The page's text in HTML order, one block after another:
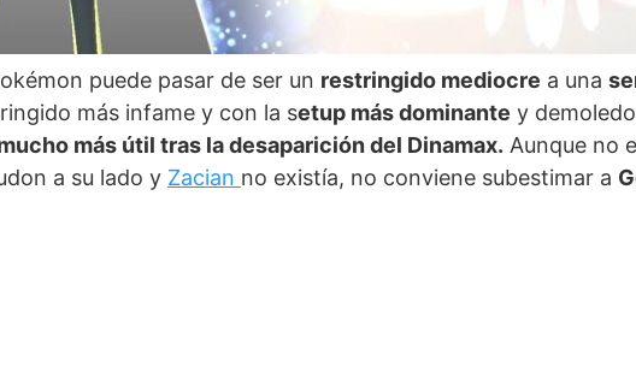
puede pasar de ser un restringido mediocre a una
más infame y con la setup más dominante y
más útil tras la desaparición del Dinamax. Aunque no
a su lado y Zacian no existía, no conviene subestimar a